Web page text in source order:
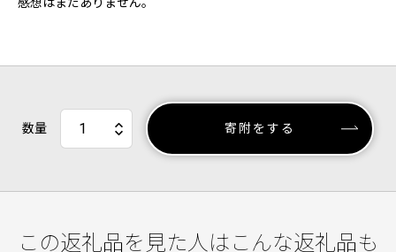
数量 寄附をする
この返礼品を見た人はこんな返礼品も